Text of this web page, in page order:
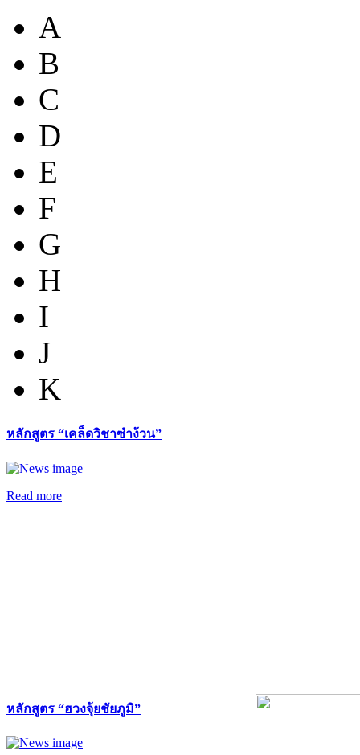
A
B
C
D
E
F
G
H
I
J
K
หลักสูตร “เคล็ดวิชาซำง้วน”
Read more
หลักสูตร “ฮวงจุ้ยชัยภูมิ”